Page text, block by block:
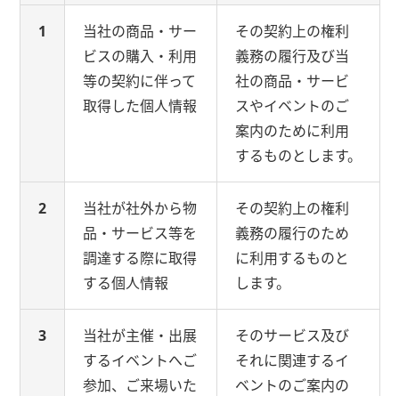
1
当社の商品・サー
ビスの購入・利用
等の契約に伴って
取得した個人情報
その契約上の権利
義務の履行及び当
社の商品・サービ
スやイベントのご
案内のために利用
するものとします。
2
当社が社外から物
品・サービス等を
調達する際に取得
する個人情報
その契約上の権利
義務の履行のため
に利用するものと
します。
3
当社が主催・出展
するイベントへご
参加、ご来場いた
そのサービス及び
それに関連するイ
ベントのご案内の